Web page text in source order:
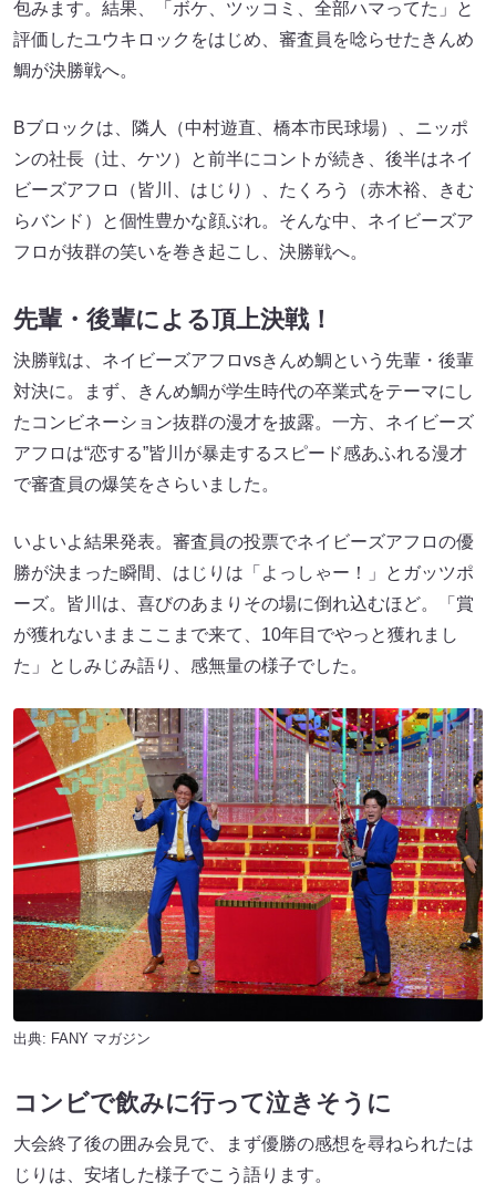
包みます。結果、「ボケ、ツッコミ、全部ハマってた」と
評価したユウキロックをはじめ、審査員を唸らせたきんめ
鯛が決勝戦へ。
Bブロックは、隣人（中村遊直、橋本市民球場）、ニッポ
ンの社長（辻、ケツ）と前半にコントが続き、後半はネイ
ビーズアフロ（皆川、はじり）、たくろう（赤木裕、きむ
らバンド）と個性豊かな顔ぶれ。そんな中、ネイビーズア
フロが抜群の笑いを巻き起こし、決勝戦へ。
先輩・後輩による頂上決戦！
決勝戦は、ネイビーズアフロvsきんめ鯛という先輩・後輩
対決に。まず、きんめ鯛が学生時代の卒業式をテーマにし
たコンビネーション抜群の漫才を披露。一方、ネイビーズ
アフロは“恋する”皆川が暴走するスピード感あふれる漫才
で審査員の爆笑をさらいました。
いよいよ結果発表。審査員の投票でネイビーズアフロの優
勝が決まった瞬間、はじりは「よっしゃー！」とガッツポ
ーズ。皆川は、喜びのあまりその場に倒れ込むほど。「賞
が獲れないままここまで来て、10年目でやっと獲れまし
た」としみじみ語り、感無量の様子でした。
出典: FANY マガジン
コンビで飲みに行って泣きそうに
大会終了後の囲み会見で、まず優勝の感想を尋ねられたは
じりは、安堵した様子でこう語ります。